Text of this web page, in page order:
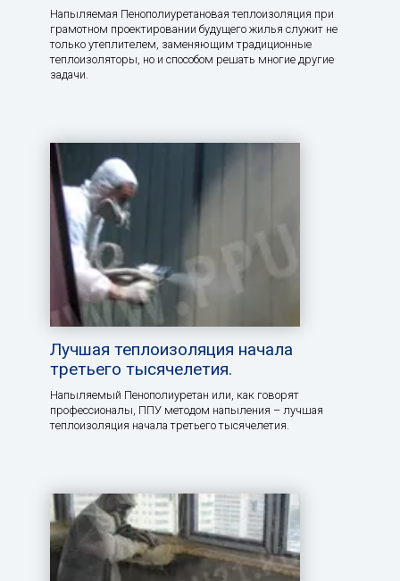
Напыляемая Пенополиуретановая теплоизоляция при
грамотном проектировании будущего жилья служит не
только утеплителем, заменяющим традиционные
теплоизоляторы, но и способом решать многие другие
задачи.
Лучшая теплоизоляция начала
третьего тысячелетия.
Напыляемый Пенополиуретан или, как говорят
профессионалы, ППУ методом напыления – лучшая
теплоизоляция начала третьего тысячелетия.